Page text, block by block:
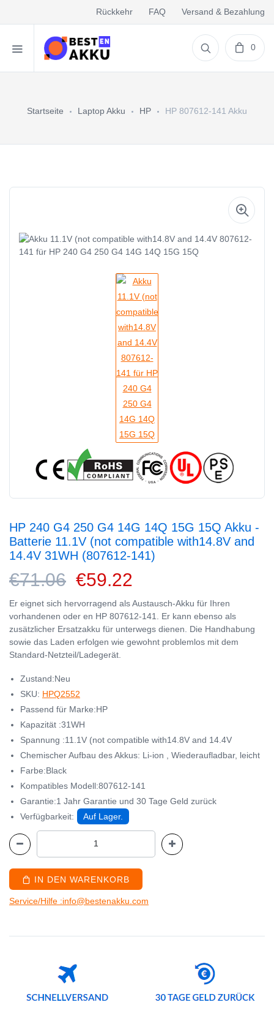
Rückkehr FAQ Versand & Bezahlung
0
Startseite Laptop Akku HP HP 807612-141 Akku
HP 240 G4 250 G4 14G 14Q 15G 15Q Akku -
Batterie 11.1V (not compatible with14.8V and
14.4V 31WH (807612-141)
€71.06 €59.22
Er eignet sich hervorragend als Austausch-Akku für Ihren
vorhandenen oder en HP 807612-141. Er kann ebenso als
zusätzlicher Ersatzakku für unterwegs dienen. Die Handhabung
sowie das Laden erfolgen wie gewohnt problemlos mit dem
Standard-Netzteil/Ladegerät.
Zustand:Neu
SKU: HPQ2552
Passend für Marke:HP
Kapazität :31WH
Spannung :11.1V (not compatible with14.8V and 14.4V
Chemischer Aufbau des Akkus: Li-ion , Wiederaufladbar, leicht
Farbe:Black
Kompatibles Modell:807612-141
Garantie:1 Jahr Garantie und 30 Tage Geld zurück
Verfügbarkeit:
Auf Lager.
IN DEN WARENKORB
Service/Hilfe :info@bestenakku.com